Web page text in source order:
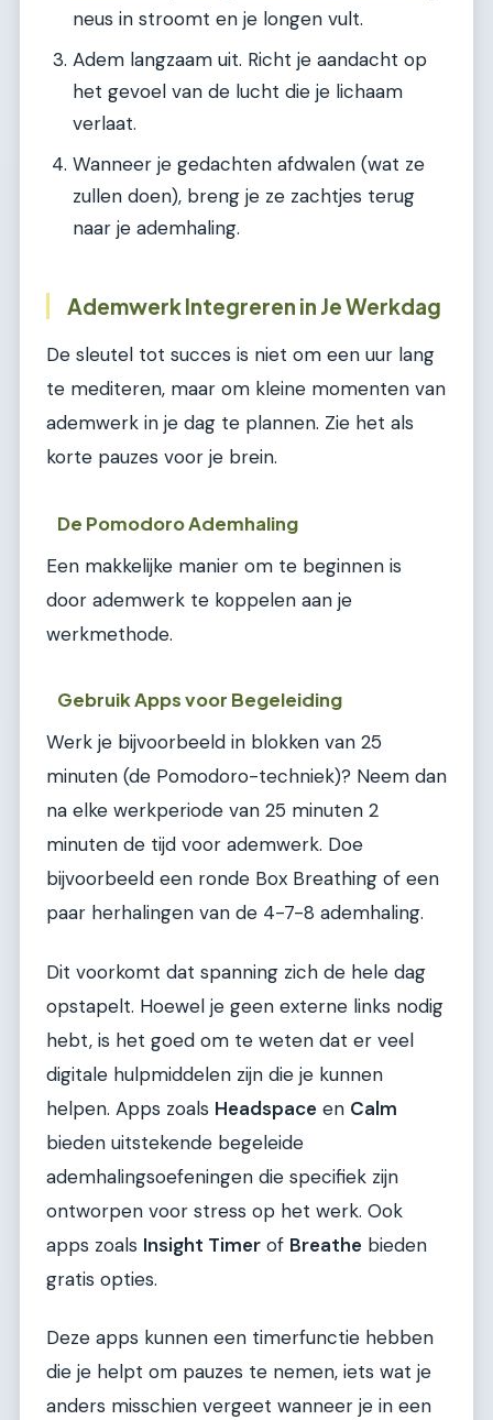
neus in stroomt en je longen vult.
Adem langzaam uit. Richt je aandacht op
het gevoel van de lucht die je lichaam
verlaat.
Wanneer je gedachten afdwalen (wat ze
zullen doen), breng je ze zachtjes terug
naar je ademhaling.
Ademwerk Integreren in Je Werkdag
De sleutel tot succes is niet om een uur lang
te mediteren, maar om kleine momenten van
ademwerk in je dag te plannen. Zie het als
korte pauzes voor je brein.
De Pomodoro Ademhaling
Een makkelijke manier om te beginnen is
door ademwerk te koppelen aan je
werkmethode.
Gebruik Apps voor Begeleiding
Werk je bijvoorbeeld in blokken van 25
minuten (de Pomodoro-techniek)? Neem dan
na elke werkperiode van 25 minuten 2
minuten de tijd voor ademwerk. Doe
bijvoorbeeld een ronde Box Breathing of een
paar herhalingen van de 4-7-8 ademhaling.
Dit voorkomt dat spanning zich de hele dag
opstapelt. Hoewel je geen externe links nodig
hebt, is het goed om te weten dat er veel
digitale hulpmiddelen zijn die je kunnen
helpen. Apps zoals Headspace en Calm
bieden uitstekende begeleide
ademhalingsoefeningen die specifiek zijn
ontworpen voor stress op het werk. Ook
apps zoals Insight Timer of Breathe bieden
gratis opties.
Deze apps kunnen een timerfunctie hebben
die je helpt om pauzes te nemen, iets wat je
anders misschien vergeet wanneer je in een